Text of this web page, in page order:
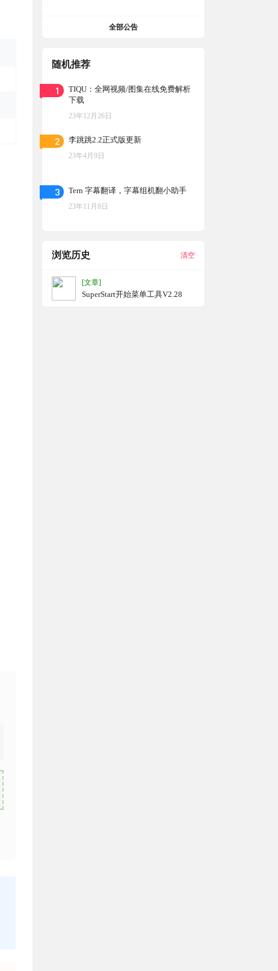
全部公告
随机推荐
1
TIQU：全网视频/图集在线免费解析
下载
23年12月26日
2 李跳跳2.2正式版更新
23年4月9日
3 Tern 字幕翻译，字幕组机翻小助手
23年11月8日
浏览历史 清空
[文章]
SuperStart开始菜单工具V2.28